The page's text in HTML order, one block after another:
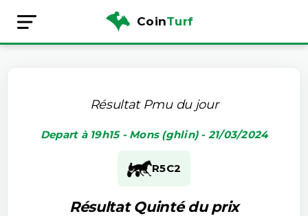
CoinTurf
Résultat Pmu du jour
Depart à 19h15 - Mons (ghlin) - 21/03/2024
R5C2
Résultat Quinté du prix